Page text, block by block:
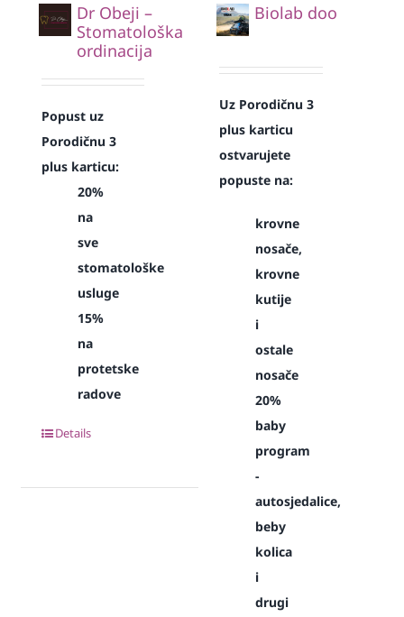
Dr Obeji –
Stomatološka
ordinacija
Popust uz
Porodičnu 3
plus karticu:
20%
na
sve
stomatološke
usluge
15%
na
protetske
radove
Details
Biolab doo
Uz Porodičnu 3
plus karticu
ostvarujete
popuste na:
krovne
nosače,
krovne
kutije
i
ostale
nosače
20%
baby
program
-
autosjedalice,
beby
kolica
i
drugi